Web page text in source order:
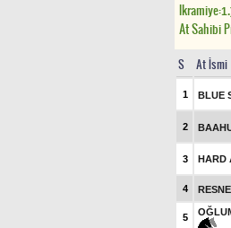
Ikramiye:
At Sahibi
S At İsmi
1 BLUE
2
3 HARD
4
5